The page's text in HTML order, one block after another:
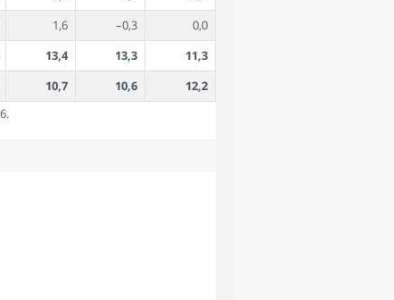
1,6 –0,3
0,0
13,4 13,3
11,3
10,7 10,6
12,2